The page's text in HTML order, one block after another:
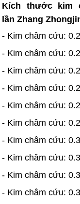
Kích thước kim
lần Zhang
- Kim châm cứu:
- Kim châm cứu:
- Kim châm cứu:
- Kim châm cứu:
- Kim châm cứu:
- Kim châm cứu:
- Kim châm cứu:
- Kim châm cứu:
- Kim châm cứu:
- Kim châm cứu: